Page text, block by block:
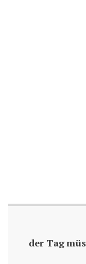
der Tag